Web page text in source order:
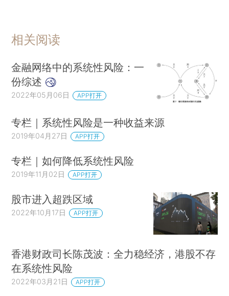
相关阅读
金融网络中的系统性风险：一
份综述
2022年05月06日 APP打开
专栏｜系统性风险是一种收益来源
2019年04月27日 APP打开
专栏｜如何降低系统性风险
2019年11月02日 APP打开
股市进入超跌区域
2022年10月17日 APP打开
香港财政司长陈茂波：全力稳经济，港股不存
在系统性风险
2022年03月21日 APP打开